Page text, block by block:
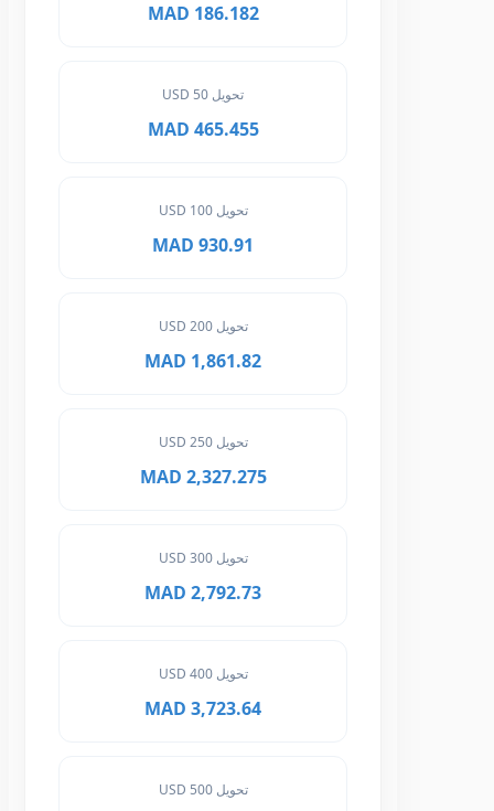
186.182 MAD
465.455 MAD
تحويل 100 USD
930.91 MAD
تحويل 200 USD
1,861.82 MAD
تحويل 250 USD
2,327.275 MAD
تحويل 300 USD
2,792.73 MAD
تحويل 400 USD
3,723.64 MAD
تحويل 500 USD